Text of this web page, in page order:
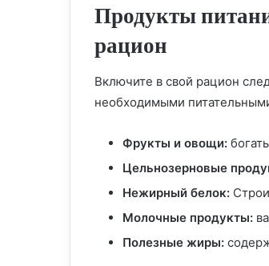
Продукты
рацион
Включите в свой рацион
необходимыми
Фрукты и овощи:
Цельнозерновые
Нежирный белок:
Молочные продукты:
Полезные жиры: